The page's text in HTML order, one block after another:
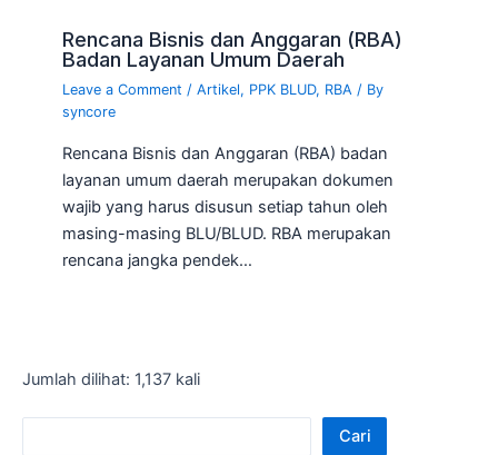
Rencana Bisnis dan Anggaran (RBA)
Badan Layanan Umum Daerah
Leave a Comment /Artikel, PPK BLUD, RBA / By
syncore
Rencana Bisnis dan Anggaran (RBA) badan
layanan umum daerah merupakan dokumen
wajib yang harus disusun setiap tahun oleh
masing-masing BLU/BLUD. RBA merupakan
rencana jangka pendek…
Jumlah dilihat: 1,137 kali
Cari